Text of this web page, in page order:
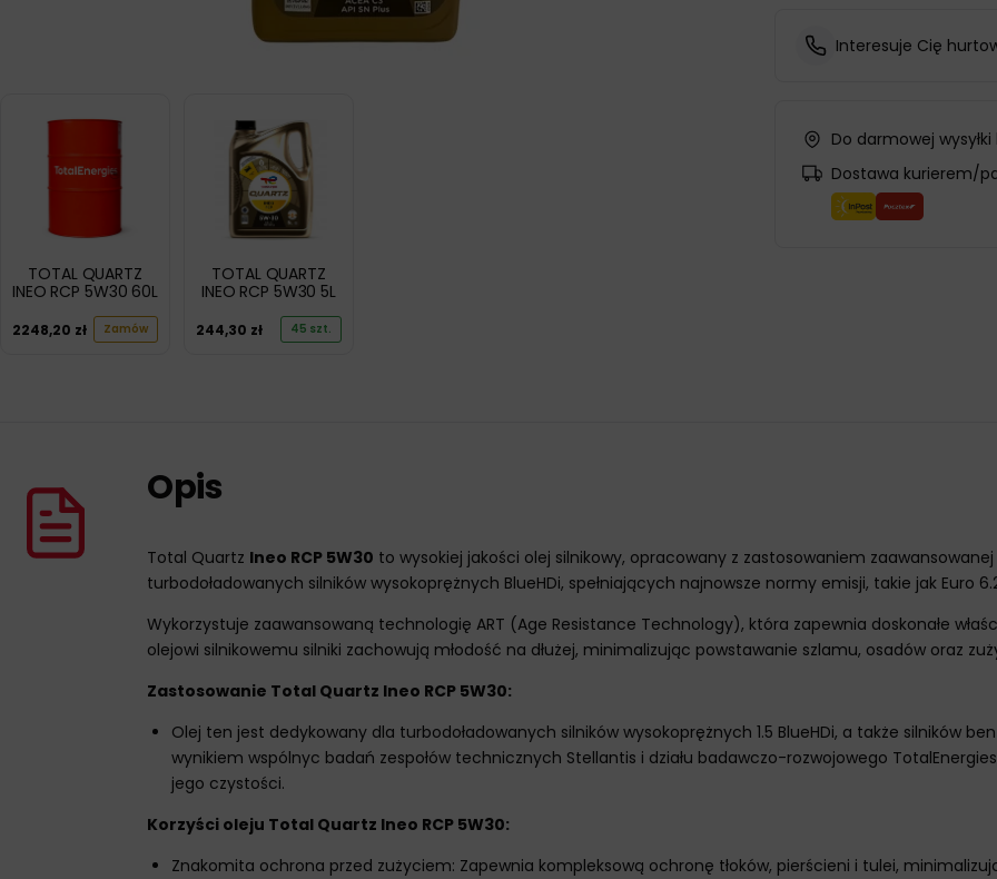
TOTAL QUARTZ
INEO RCP 5W30 60L
2248,20 zł Zamów
TOTAL QUARTZ
INEO RCP 5W30 5L
244,30 zł 45 szt.
Interesuje Cię
Do darmowej
Dostawa kurierem/
Opis
Total Quartz Ineo RCP 5W30 to wysokiej jakości olej silnikowy, opracowany z zastosowaniem
turbodoładowanych silników wysokoprężnych BlueHDi, spełniających najnowsze normy emisji, takie jak Euro
Wykorzystuje zaawansowaną technologię ART (Age Resistance Technology), która zapewnia doskonałe
olejowi silnikowemu silniki zachowują młodość na dłużej, minimalizując powstawanie szlamu, osadów oraz
Zastosowanie Total Quartz Ineo RCP 5W30:
Olej ten jest dedykowany dla turbodoładowanych silników wysokoprężnych 1.5 BlueHDi, a także silników
wynikiem wspólnyc badań zespołów technicznych Stellantis i działu badawczo-rozwojowego
jego czystości.
Korzyści oleju Total Quartz Ineo RCP 5W30:
Znakomita ochrona przed zużyciem: Zapewnia kompleksową ochronę tłoków, pierścieni i tulei,